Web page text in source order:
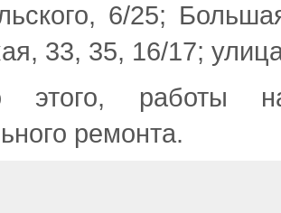
6/25;
33, 35, 16/17;
этого, работы
ремонта.